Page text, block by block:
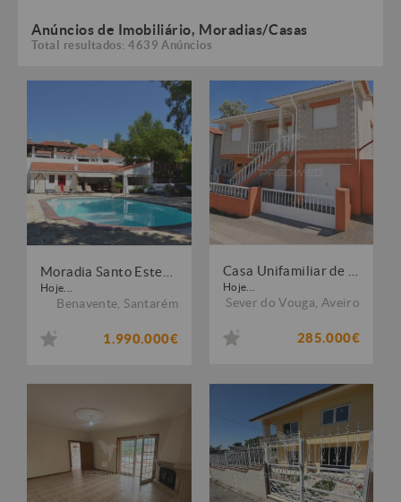
Anúncios de Imobiliário, Moradias/Casas
Total resultados: 4639 Anúncios
Hoje...
Benavente Santarém
1.990.000€
Hoje...
Sever do Vouga Aveiro
285.000€